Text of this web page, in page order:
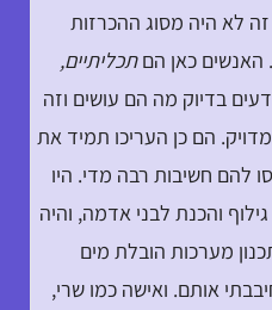
לא היה מסוג ההכרזות
כאן הםתכליתיים,
בדיוק מה הם עושים וזה
הם כן העריכו תמיד את
להם חשיבות רבה מדי. היו
והכנת לבני אדמה, והיה
מערכות הובלת מים
אותם. ואישה כמו שרי,